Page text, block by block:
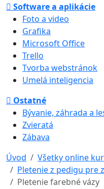
Software a aplikácie
Foto a video
Grafika
Microsoft Office
Trello
Tvorba webstránok
Umelá inteligencia
Ostatné
Bývanie, záhrada a
Zvieratá
Zábava
Úvod
Všetky online
Pletenie z pedigu pre
Pletenie farebné vázy